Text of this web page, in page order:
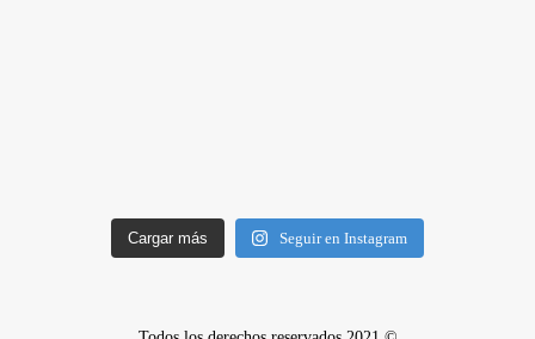
Cargar más Seguir en Instagram